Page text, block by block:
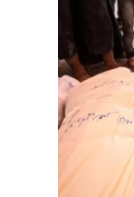
ঢাকা বিভাগ
ময়মনসিংহ বিভাগ